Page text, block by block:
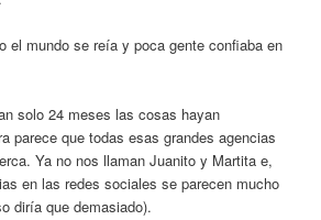
el mundo se reía y poca gente confiaba en
solo 24 meses las cosas hayan
parece que todas esas grandes agencias
Ya no nos llaman Juanito y Martita e,
en las redes sociales se parecen mucho
diría que demasiado).